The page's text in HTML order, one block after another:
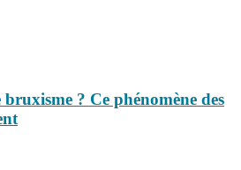
bruxisme ? Ce phénomène des